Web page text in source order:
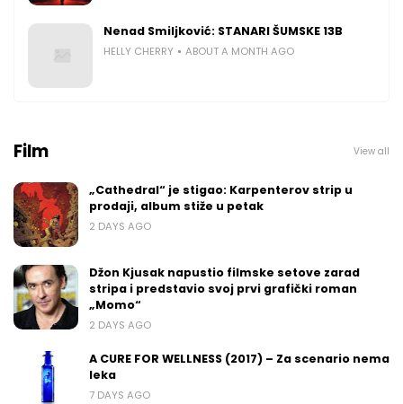
Nenad Smiljković: STANARI ŠUMSKE 13B
HELLY CHERRY ABOUT A MONTH AGO
Film View all
„Cathedral“ je stigao: Karpenterov strip u
prodaji, album stiže u petak
2 DAYS AGO
Džon Kjusak napustio filmske setove zarad
stripa i predstavio svoj prvi grafički roman
„Momo“
2 DAYS AGO
A CURE FOR WELLNESS (2017) – Za scenario nema
leka
7 DAYS AGO